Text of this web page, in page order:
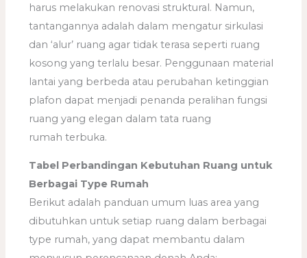
harus melakukan renovasi struktural. Namun,
tantangannya adalah dalam mengatur sirkulasi
dan ‘alur’ ruang agar tidak terasa seperti ruang
kosong yang terlalu besar. Penggunaan material
lantai yang berbeda atau perubahan ketinggian
plafon dapat menjadi penanda peralihan fungsi
ruang yang elegan dalam tata ruang
rumah terbuka.
Tabel Perbandingan Kebutuhan Ruang untuk
Berbagai Type Rumah
Berikut adalah panduan umum luas area yang
dibutuhkan untuk setiap ruang dalam berbagai
type rumah, yang dapat membantu dalam